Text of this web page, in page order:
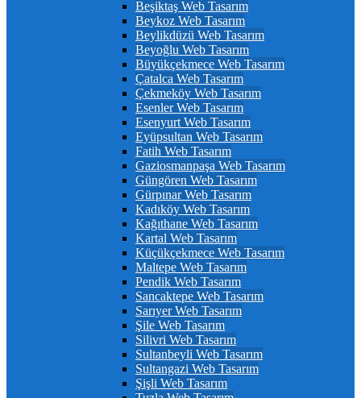
Beşiktaş Web Tasarım
Beykoz Web Tasarım
Beylikdüzü Web Tasarım
Beyoğlu Web Tasarım
Büyükçekmece Web Tasarım
Çatalca Web Tasarım
Çekmeköy Web Tasarım
Esenler Web Tasarım
Esenyurt Web Tasarım
Eyüpsultan Web Tasarım
Fatih Web Tasarım
Gaziosmanpaşa Web Tasarım
Güngören Web Tasarım
Gürpınar Web Tasarım
Kadıköy Web Tasarım
Kağıthane Web Tasarım
Kartal Web Tasarım
Küçükçekmece Web Tasarım
Maltepe Web Tasarım
Pendik Web Tasarım
Sancaktepe Web Tasarım
Sarıyer Web Tasarım
Şile Web Tasarım
Silivri Web Tasarım
Sultanbeyli Web Tasarım
Sultangazi Web Tasarım
Şişli Web Tasarım